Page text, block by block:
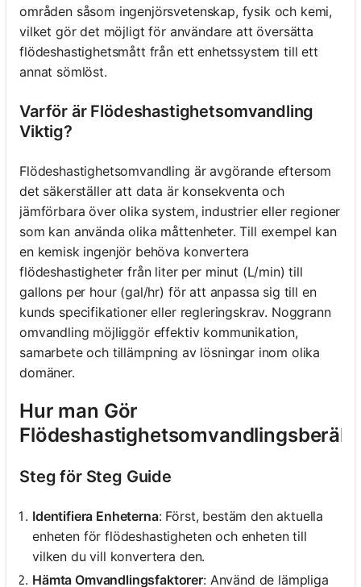
områden såsom ingenjörsvetenskap, fysik och kemi,
vilket gör det möjligt för användare att översätta
flödeshastighetsmått från ett enhetssystem till ett
annat sömlöst.
Varför är Flödeshastighetsomvandling
Viktig?
Flödeshastighetsomvandling är avgörande eftersom
det säkerställer att data är konsekventa och
jämförbara över olika system, industrier eller regioner
som kan använda olika måttenheter. Till exempel kan
en kemisk ingenjör behöva konvertera
flödeshastigheter från liter per minut (L/min) till
gallons per hour (gal/hr) för att anpassa sig till en
kunds specifikationer eller regleringskrav. Noggrann
omvandling möjliggör effektiv kommunikation,
samarbete och tillämpning av lösningar inom olika
domäner.
Hur man Gör
Steg för Steg Guide
Identifiera Enheterna: Först, bestäm den aktuella
enheten för flödeshastigheten och enheten till
vilken du vill konvertera den.
Hämta Omvandlingsfaktorer: Använd de lämpliga